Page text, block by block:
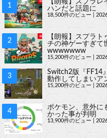
ハンだと話題に
18,500件のビュー
【朗報】スプラ
チの神ゲーすぎて
wwwwwww
15,200件のビュー
Switch2版『FF14
動作してしまいア
15,200件のビュー |
ポケモン、意外に
かった事が判明
13,900件のビュー